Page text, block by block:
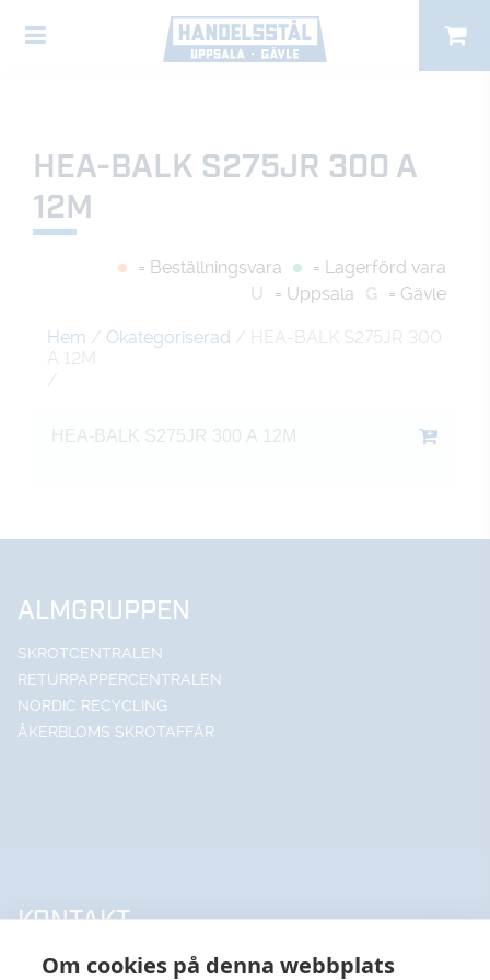
Om cookies på denna webbplats
HEA-BALK S275JR 300 A
12M
= Beställningsvara
= Lagerförd vara
U
= Uppsala G = Gävle
Hem / Okategoriserad / HEA-BALK S275JR 300
A 12M
/
HEA-BALK S275JR 300 A 12M
ALMGRUPPEN
SKROTCENTRALEN
RETURPAPPERCENTRALEN
NORDIC RECYCLING
ÅKERBLOMS SKROTAFFÄR
KONTAKT
UPPSALA HANDELSSTÅL AB